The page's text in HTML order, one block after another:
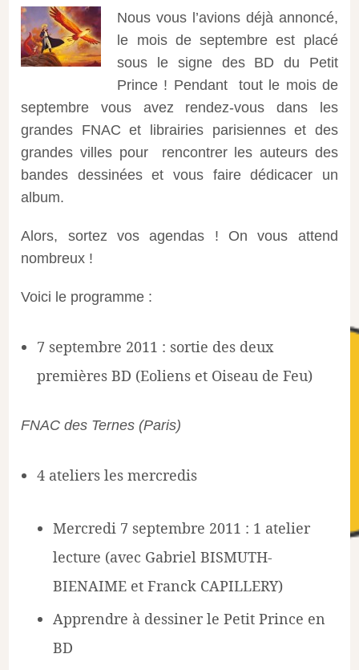
Nous vous l’avions déjà annoncé,
le mois de septembre est placé
sous le signe des BD du Petit
Prince ! Pendant tout le mois de
septembre vous avez rendez-vous dans les
grandes FNAC et librairies parisiennes et des
grandes villes pour rencontrer les auteurs des
bandes dessinées et vous faire dédicacer un
album.
Alors, sortez vos agendas ! On vous attend
nombreux !
Voici le programme :
7 septembre 2011 : sortie des deux
premières BD (Eoliens et Oiseau de Feu)
FNAC des Ternes (Paris)
4 ateliers les mercredis
Mercredi 7 septembre 2011 : 1 atelier
lecture (avec Gabriel BISMUTH-
BIENAIME et Franck CAPILLERY)
Apprendre à dessiner le Petit Prince en
BD